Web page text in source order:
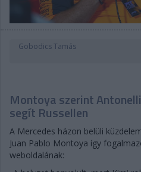
Gobodics Tamás
Montoya szerint
segít Russellen
A Mercedes házon belüli
Juan Pablo Montoya így
weboldalának: